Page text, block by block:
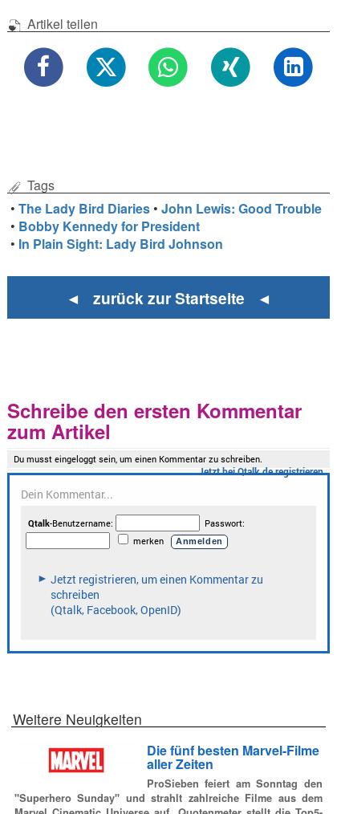
Artikel teilen
Tags
•The Lady Bird Diaries •John Lewis: Good Trouble
• Bobby Kennedy for President
• In Plain Sight: Lady Bird Johnson
◄ zurück zur Startseite ◄
Schreibe den ersten Kommentar
zum Artikel
Weitere Neuigkeiten
Die fünf besten Marvel-Filme
aller Zeiten
ProSieben feiert am Sonntag den
"Superhero Sunday" und strahlt zahlreiche Filme aus dem